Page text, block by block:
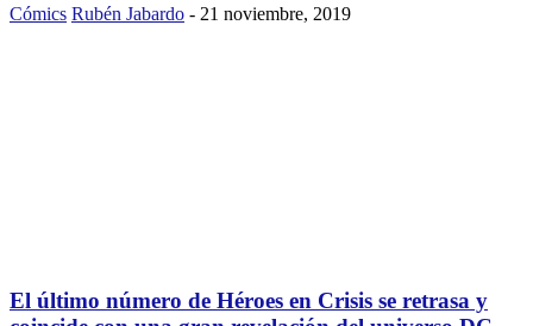
Cómics Rubén Jabardo - 21 noviembre, 2019
El último número de Héroes en Crisis se retrasa y